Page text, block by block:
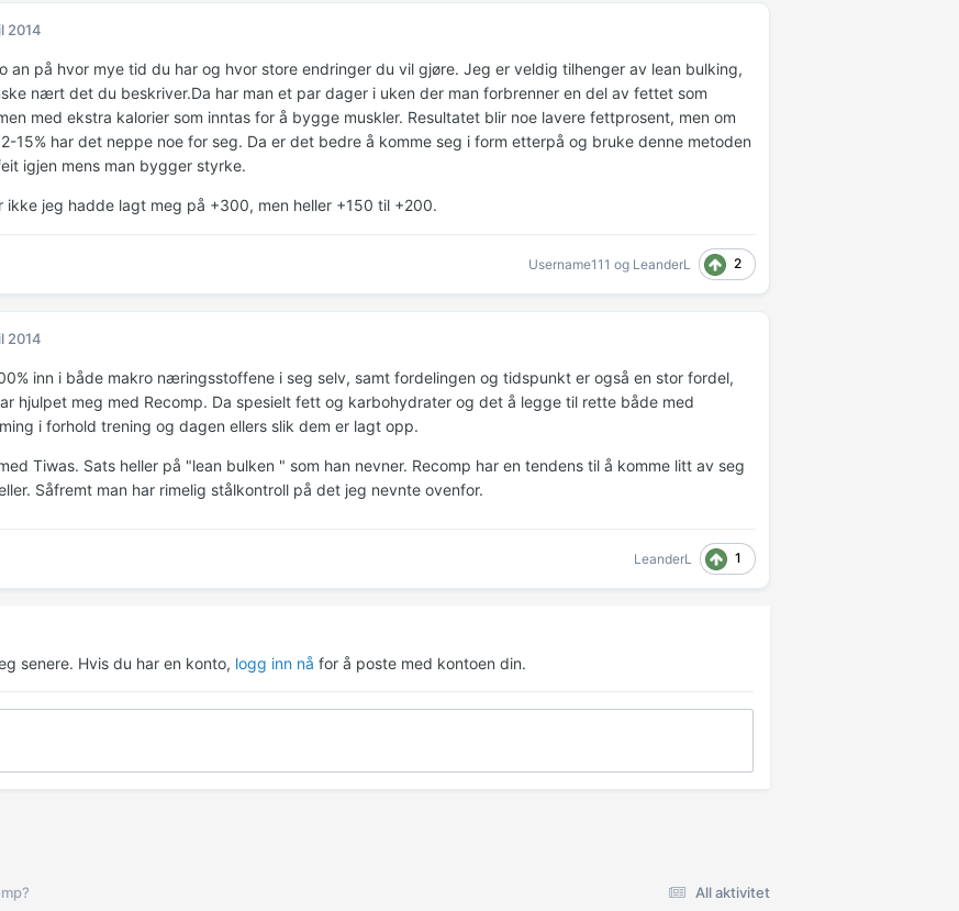
2014
an på hvor mye tid du har og hvor store endringer du vil gjøre. Jeg er veldig tilhenger av lean bulking,
nært det du beskriver.Da har man et par dager i uken der man forbrenner en del av fettet som
med ekstra kalorier som inntas for å bygge muskler. Resultatet blir noe lavere fettprosent, men om
15% har det neppe noe for seg. Da er det bedre å komme seg i form etterpå og bruke denne metoden
igjen mens man bygger styrke.
ikke jeg hadde lagt meg på +300, men heller +150 til +200.
Username111 og LeanderL 2
2014
inn i både makro næringsstoffene i seg selv, samt fordelingen og tidspunkt er også en stor fordel,
hjulpet meg med Recomp. Da spesielt fett og karbohydrater og det å legge til rette både med
i forhold trening og dagen ellers slik dem er lagt opp.
Tiwas. Sats heller på "lean bulken " som han nevner. Recomp har en tendens til å komme litt av seg
Såfremt man har rimelig stålkontroll på det jeg nevnte ovenfor.
LeanderL 1
senere. Hvis du har en konto, logg inn nå for å poste med kontoen din.
All aktivitet